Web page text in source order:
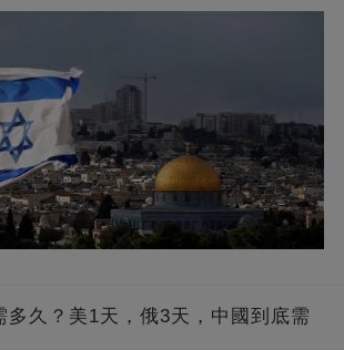
多久？美1天，俄3天，中國到底需